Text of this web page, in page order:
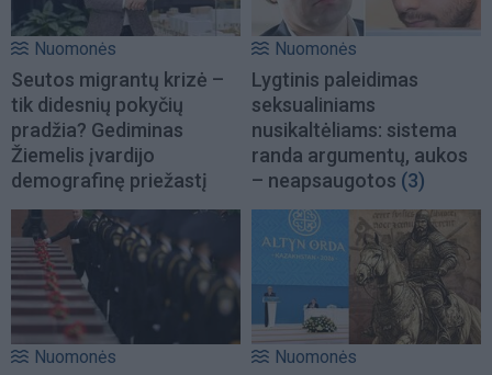
Nuomonės
Seutos migrantų krizė –
tik didesnių pokyčių
pradžia? Gediminas
Žiemelis įvardijo
demografinę priežastį
Nuomonės
Lygtinis paleidimas
seksualiniams
nusikaltėliams: sistema
randa argumentų, aukos
– neapsaugotos (3)
Nuomonės Nuomonės